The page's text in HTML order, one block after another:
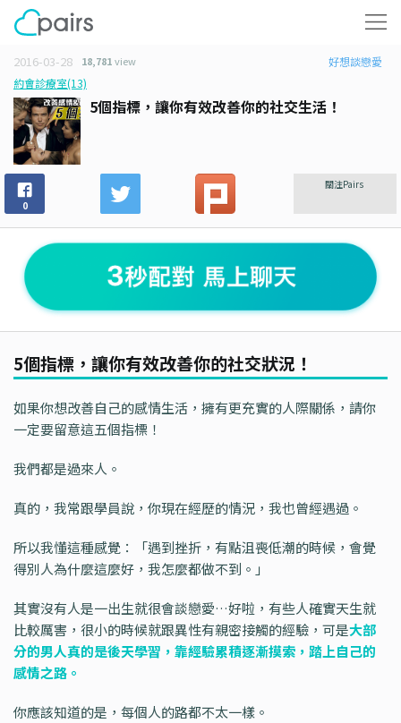
2016-03-28 18,781view
好想談戀愛
約會診療室(13)
5個指標，讓你有效改善你的社交生活！
0
關注Pairs
5個指標，讓你有效改善你的社交狀況！
如果你想改善自己的感情生活，擁有更充實的人際關係，請你
一定要留意這五個指標！
我們都是過來人。
真的，我常跟學員說，你現在經歷的情況，我也曾經遇過。
所以我懂這種感覺：「遇到挫折，有點沮喪低潮的時候，會覺
得別人為什麼這麼好，我怎麼都做不到。」
其實沒有人是一出生就很會談戀愛…好啦，有些人確實天生就
比較厲害，很小的時候就跟異性有親密接觸的經驗，可是大部
分的男人真的是後天學習，靠經驗累積逐漸摸索，踏上自己的
感情之路。
你應該知道的是，每個人的路都不太一樣。